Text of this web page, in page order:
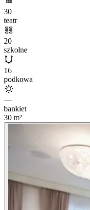
30
teatr
20
szkolne
16
podkowa
—
bankiet
30 m²